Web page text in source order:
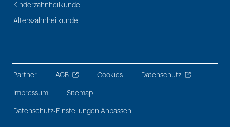
Kinderzahnheilkunde
Alterszahnheilkunde
Partner AGB Cookies Datenschutz
Impressum Sitemap
Datenschutz-Einstellungen Anpassen